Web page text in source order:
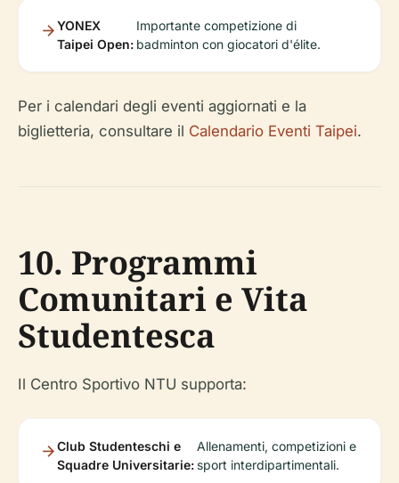
YONEX
Taipei Open:
Importante competizione di
badminton con giocatori d'élite.
Per i calendari degli eventi aggiornati e la
biglietteria, consultare il Calendario Eventi Taipei.
10. Programmi
Comunitari e Vita
Studentesca
Il Centro Sportivo NTU supporta:
Club Studenteschi e
Squadre Universitarie:
Allenamenti, competizioni e
sport interdipartimentali.